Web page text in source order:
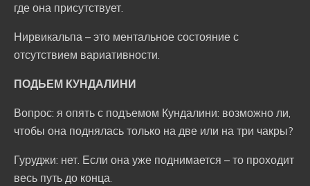
где она присутствует.
Нирвикальпа – это ментальное состояние с
отсутствием вариативности.
ПОДЬЕМ КУНДАЛИНИ
Вопрос: я опять с подъемом Кундалини: возможно ли,
чтобы она поднялась только на две или на три чакры?
Гуруджи: нет. Если она уже поднимается – то проходит
весь путь до конца.